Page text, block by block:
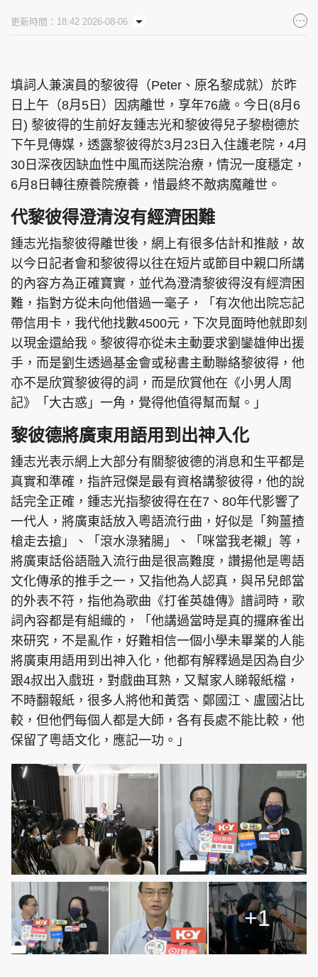
更新時間：18:42 2026-08-06
填詞人兼演員的黎彼得（Peter、原名黎成就）於昨
日上午（8月5日）因病離世，享年76歲。今日(8月6
日) 黎彼得的生前好友鍾志光和黎彼得兒子黎樹德於
下午見傳媒，透露黎彼得於3月23日入住護老院，4月
30日深夜因缺血性中風而送院治療，情況一度穩定，
6月8日轉往療養院療養，惜最終不敵病魔離世。
代黎彼得澄清沒有經濟困難
鍾志光指黎彼得離世後，網上有很多估計和推敲，故
以今日記者會和黎彼得以往在短片或節目中親口所講
的內容方為正確寶實，並代為澄清黎彼得沒有經濟困
難，指對方從未向他借過一毫子，「有次他出院忘記
帶信用卡，我代他找數4500元，下次見面時他就即刻
以現金還給我。黎彼得亦從未主動要求劉鑾雄伸出援
手，而是劉生透過基金會或秘書主動聯絡黎彼得，他
亦不是欣賞黎彼得的詞，而是欣賞他在《小男人周
記》「大古惑」一角，覺得他值得幫而幫。」
黎彼德將廣東用語用到出神入化
鍾志光表示網上大部分有關黎彼德的消息和生平都是
真實和準確，指許冠傑是最有資格講黎彼得，他的說
話完全正確，鍾志光指黎彼得在在7、80年代影響了
一代人，將廣東話放入粵語流行曲，好似是「夠薑揸
槍走去搶」、「滾水淥豬腸」、「咪當我老襯」等，
將廣東話俗語融入流行曲是很高難度，讚揚他是粵語
文化傳承的推手之一，又指他為人認真，與吊兒郎當
的外表不符，指他為歌曲《打雀英雄傳》譜詞時，歌
詞內容都是有組織的，「他講過當時是真的攞麻雀出
來研究，不是亂作，好難相信一個小學未畢業的人能
將廣東用語用到出神入化，他都有解釋過是因為自少
跟4叔出入戲班，對戲曲耳熟，又幫家人睇報紙檔，
不時翻報紙，很多人將他和黃霑、鄭國江、盧國沾比
較，但他們每個人都是大師，各有長處不能比較，他
保留了粵語文化，應記一功。」
+1